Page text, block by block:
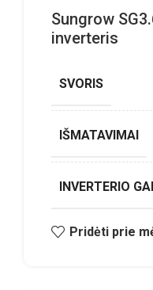
Sungrow
inverteris
SVORIS
IŠMATAVIMAI
INVERTERIO
Pridėti prie